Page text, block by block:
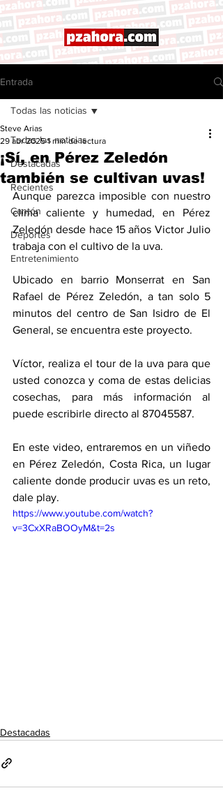
Entrada
Todas las noticias
Destacadas
Recientes
Cantón
Deportes
Entretenimiento
Todas las noticias
¡Sí, en Pérez Zeledón
también se cultivan uvas!
Steve Arias
29 abr 2025 1 min de lectura
Aunque parezca imposible con nuestro
clima caliente y humedad, en Pérez
Zeledón desde hace 15 años Victor Julio
trabaja con el cultivo de la uva.
Ubicado en barrio Monserrat en San
Rafael de Pérez Zeledón, a tan solo 5
minutos del centro de San Isidro de El
General, se encuentra este proyecto.
Víctor, realiza el tour de la uva para que
usted conozca y coma de estas delicias
cosechas, para más información al
puede escribirle directo al 87045587.
En este video, entraremos en un viñedo
en Pérez Zeledón, Costa Rica, un lugar
caliente donde producir uvas es un reto,
dale play.
https://www.youtube.com/watch?
v=3CxXRaBOOyM&t=2s
Destacadas